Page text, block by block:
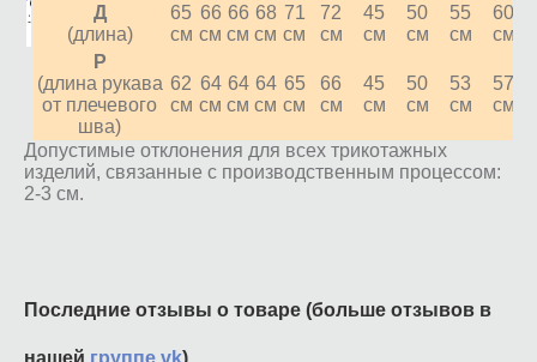
Д
(длина)
65
см
66
см
66
см
68
см
71
см
72
см
45
см
50
см
55
см
60
см
Р
(длина рукава
от плечевого
шва)
62
см
64
см
64
см
64
см
65
см
66
см
45
см
50
см
53
см
57
см
Допустимые отклонения для всех трикотажных
изделий, связанные с производственным процессом:
2-3 см.
Последние отзывы о товаре (больше отзывов в
нашей группе vk)